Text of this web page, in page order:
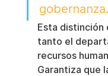
gobernanza.
Esta distinción
tanto el
recursos
Garantiza que